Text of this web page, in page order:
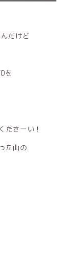
だけど
を
ださーい！
た曲の